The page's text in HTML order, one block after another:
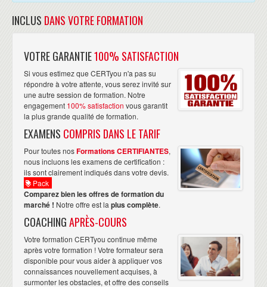
Se faire certifier ISO22301
Le plan de formation des acteurs du PCA
La formation des RPCO et des utilisateurs
LA FORMATION DES UTILISATEURS AU PCA
Le plan de formation des acteurs du PCA
La formation des cellules de crise
La formation des RPCO et des utilisateurs
QUIZZ
Les documents à prévoir (Protocole de tests, fiche de suivi, ...)
L’organisation et la préparation des tests
INCLUS DANS VOTRE FORMATION
VOTRE GARANTIE100% SATISFACTION
Si vous estimez que CERTyou n'a pas su
répondre à votre attente, vous serez invité sur
une autre session de formation. Notre
engagement 100% satisfaction vous garantit
la plus grande qualité de formation.
EXAMENS COMPRIS DANS LE TARIF
Pour toutes nosFormations CERTIFIANTES,
nous incluons les examens de certification :
ils sont clairement indiqués dans votre devis.
Pack
Comparez bien les offres de formation du
marché ! Notre offre est la plus complète.
COACHINGAPRÈS-COURS
Votre formation CERTyou continue même
après votre formation ! Votre formateur sera
disponible pour vous aider à appliquer vos
connaissances nouvellement acquises, à
surmonter les obstacles, et offre des conseils